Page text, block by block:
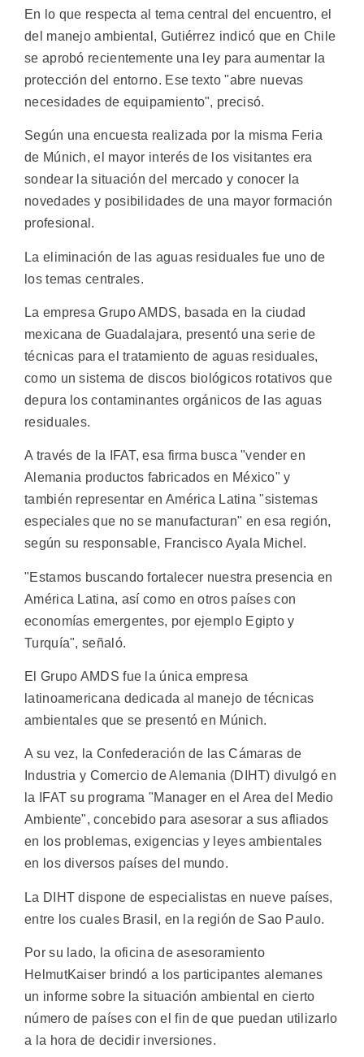
En lo que respecta al tema central del encuentro, el
del manejo ambiental, Gutiérrez indicó que en Chile
se aprobó recientemente una ley para aumentar la
protección del entorno. Ese texto "abre nuevas
necesidades de equipamiento", precisó.
Según una encuesta realizada por la misma Feria
de Múnich, el mayor interés de los visitantes era
sondear la situación del mercado y conocer la
novedades y posibilidades de una mayor formación
profesional.
La eliminación de las aguas residuales fue uno de
los temas centrales.
La empresa Grupo AMDS, basada en la ciudad
mexicana de Guadalajara, presentó una serie de
técnicas para el tratamiento de aguas residuales,
como un sistema de discos biológicos rotativos que
depura los contaminantes orgánicos de las aguas
residuales.
A través de la IFAT, esa firma busca "vender en
Alemania productos fabricados en México" y
también representar en América Latina "sistemas
especiales que no se manufacturan" en esa región,
según su responsable, Francisco Ayala Michel.
"Estamos buscando fortalecer nuestra presencia en
América Latina, así como en otros países con
economías emergentes, por ejemplo Egipto y
Turquía", señaló.
El Grupo AMDS fue la única empresa
latinoamericana dedicada al manejo de técnicas
ambientales que se presentó en Múnich.
A su vez, la Confederación de las Cámaras de
Industria y Comercio de Alemania (DIHT) divulgó en
la IFAT su programa "Manager en el Area del Medio
Ambiente", concebido para asesorar a sus afliados
en los problemas, exigencias y leyes ambientales
en los diversos países del mundo.
La DIHT dispone de especialistas en nueve países,
entre los cuales Brasil, en la región de Sao Paulo.
Por su lado, la oficina de asesoramiento
HelmutKaiser brindó a los participantes alemanes
un informe sobre la situación ambiental en cierto
número de países con el fin de que puedan utilizarlo
a la hora de decidir inversiones.